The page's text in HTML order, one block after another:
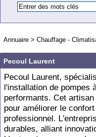
Annuaire > Chauffage -
Pecoul Laurent
Pecoul Laurent,
l'installation de pompes
performants. Cet
pour améliorer le
professionnel.
durables, alliant